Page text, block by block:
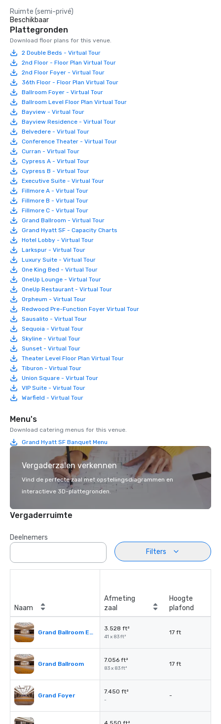
Ruimte (semi-privé)
Beschikbaar
Plattegronden
Download floor plans for this venue.
2 Double Beds - Virtual Tour
2nd Floor - Floor Plan Virtual Tour
2nd Floor Foyer - Virtual Tour
36th Floor - Floor Plan Virtual Tour
Ballroom Foyer - Virtual Tour
Ballroom Level Floor Plan Virtual Tour
Bayview - Virtual Tour
Bayview Residence - Virtual Tour
Belvedere - Virtual Tour
Conference Theater - Virtual Tour
Curran - Virtual Tour
Cypress A - Virtual Tour
Cypress B - Virtual Tour
Executive Suite - Virtual Tour
Fillmore A - Virtual Tour
Fillmore B - Virtual Tour
Fillmore C - Virtual Tour
Grand Ballroom - Virtual Tour
Grand Hyatt SF - Capacity Charts
Hotel Lobby - Virtual Tour
Larkspur - Virtual Tour
Luxury Suite - Virtual Tour
One King Bed - Virtual Tour
OneUp Lounge - Virtual Tour
OneUp Restaurant - Virtual Tour
Orpheum - Virtual Tour
Redwood Pre-Function Foyer Virtual Tour
Sausalito - Virtual Tour
Sequoia - Virtual Tour
Skyline - Virtual Tour
Sunset - Virtual Tour
Theater Level Floor Plan Virtual Tour
Tiburon - Virtual Tour
Union Square - Virtual Tour
VIP Suite - Virtual Tour
Warfield - Virtual Tour
Menu's
Download catering menus for this venue.
Grand Hyatt SF Banquet Menu
Vergaderzalen verkennen
Vind de perfecte zaal met opstellingsdiagrammen en
interactieve 3D-plattegronden.
Vergaderruimte
Deelnemers
Filters
Naam
Afmeting
zaal
Hoogte
plafond
Grand Ballroom East or West
3.528 ft²
41 x 83 ft²
17 ft
Grand Ballroom
7.056 ft²
83 x 83 ft²
17 ft
Grand Foyer
7.450 ft²
-
-